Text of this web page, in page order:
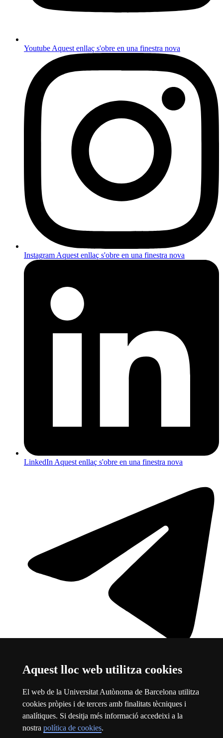
Aquest lloc web utilitza cookies
El web de la Universitat Autònoma de Barcelona utilitza
cookies pròpies i de tercers amb finalitats tècniques i
analítiques. Si desitja més informació accedeixi a la
nostra política de cookies.
YoutubeAquest enllaç s'obre en una finestra nova
InstagramAquest enllaç s'obre en una finestra nova
LinkedInAquest enllaç s'obre en una finestra nova
TelegramAquest enllaç s'obre en una finestra nova
Sobre el web
Universitat Autònoma de Barcelona
Avís legalAquest enllaç s'obre en una finestra nova
Protecció de dadesAquest enllaç s'obre en una finestra nova